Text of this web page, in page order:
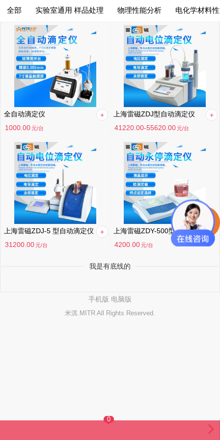
0
0
全部 实验室通用 样品处理 物理性能分析 电化学材料
综合排序 筛选
综合排序
月销量高到低
价格高到低
满意度高到低
全自动滴定仪
1000.00 元/台
上海雷磁ZDJ型自动滴定仪
41220.00-55620.00 元/台
上海雷磁ZDJ-5 型自动滴定仪
31200.00 元/台
上海雷磁ZDY-500型自动永停滴定仪
4200.00 元/台
我是有底线的
手机版 电脑版
米淇.MITR All Rights Reserved.